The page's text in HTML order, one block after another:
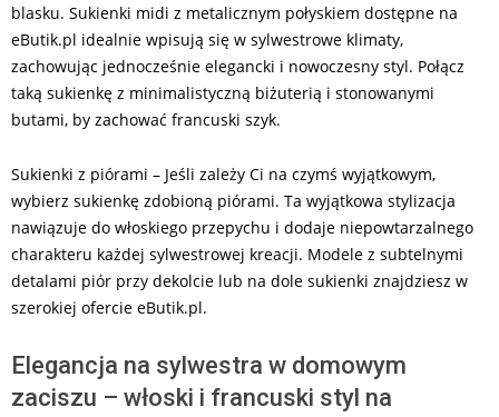
blasku. Sukienki midi z metalicznym połyskiem dostępne na
eButik.pl idealnie wpisują się w sylwestrowe klimaty,
zachowując jednocześnie elegancki i nowoczesny styl. Połącz
taką sukienkę z minimalistyczną biżuterią i stonowanymi
butami, by zachować francuski szyk.
Sukienki z piórami – Jeśli zależy Ci na czymś wyjątkowym,
wybierz sukienkę zdobioną piórami. Ta wyjątkowa stylizacja
nawiązuje do włoskiego przepychu i dodaje niepowtarzalnego
charakteru każdej sylwestrowej kreacji. Modele z subtelnymi
detalami piór przy dekolcie lub na dole sukienki znajdziesz w
szerokiej ofercie eButik.pl.
Elegancja na sylwestra w domowym
zaciszu – włoski i francuski styl na